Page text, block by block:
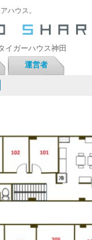
ハウス。
イガーハウス神田
運営者